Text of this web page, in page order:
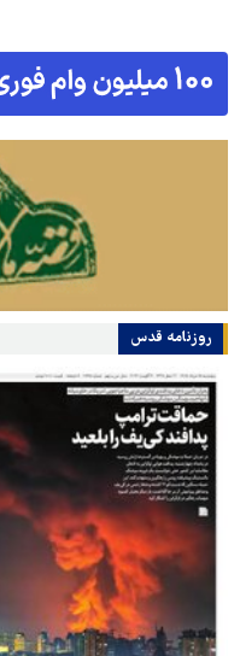
روزنامه قدس